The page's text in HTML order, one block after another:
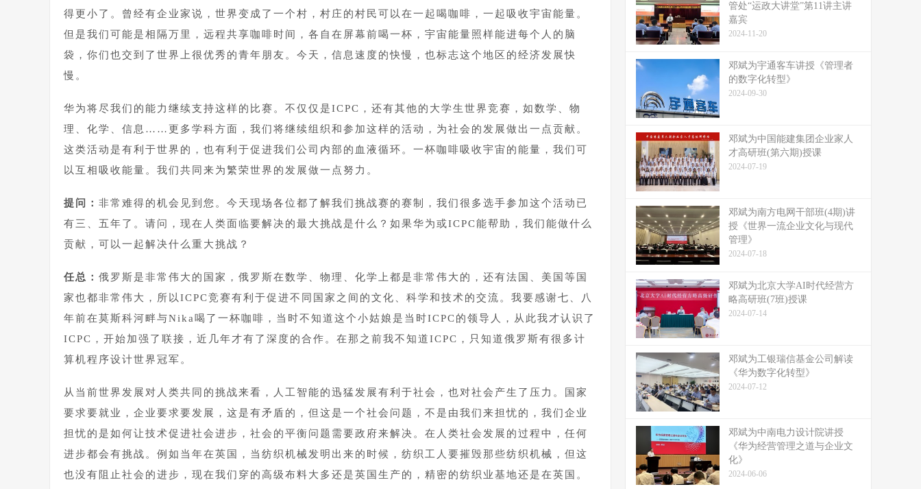
得更小了。曾经有企业家说，世界变成了一个村，村庄的村民可以在一起喝咖啡，一起吸收宇宙能量。
但是我们可能是相隔万里，远程共享咖啡时间，各自在屏幕前喝一杯，宇宙能量照样能进每个人的脑
袋，你们也交到了世界上很优秀的青年朋友。今天，信息速度的快慢，也标志这个地区的经济发展快
慢。
华为将尽我们的能力继续支持这样的比赛。不仅仅是ICPC，还有其他的大学生世界竞赛，如数学、物
理、化学、信息……更多学科方面，我们将继续组织和参加这样的活动，为社会的发展做出一点贡献。
这类活动是有利于世界的，也有利于促进我们公司内部的血液循环。一杯咖啡吸收宇宙的能量，我们可
以互相吸收能量。我们共同来为繁荣世界的发展做一点努力。
提问： 非常难得的机会见到您。今天现场各位都了解我们挑战赛的赛制，我们很多选手参加这个活动已
有三、五年了。请问，现在人类面临要解决的最大挑战是什么？如果华为或ICPC能帮助，我们能做什么
贡献，可以一起解决什么重大挑战？
任总： 俄罗斯是非常伟大的国家，俄罗斯在数学、物理、化学上都是非常伟大的，还有法国、美国等国
家也都非常伟大，所以ICPC竞赛有利于促进不同国家之间的文化、科学和技术的交流。我要感谢七、八
年前在莫斯科河畔与Nika喝了一杯咖啡，当时不知道这个小姑娘是当时ICPC的领导人，从此我才认识了
ICPC，开始加强了联接，近几年才有了深度的合作。在那之前我不知道ICPC，只知道俄罗斯有很多计
算机程序设计世界冠军。
从当前世界发展对人类共同的挑战来看，人工智能的迅猛发展有利于社会，也对社会产生了压力。国家
要求要就业，企业要求要发展，这是有矛盾的，但这是一个社会问题，不是由我们来担忧的，我们企业
担忧的是如何让技术促进社会进步，社会的平衡问题需要政府来解决。在人类社会发展的过程中，任何
进步都会有挑战。例如当年在英国，当纺织机械发明出来的时候，纺织工人要摧毁那些纺织机械，但这
也没有阻止社会的进步，现在我们穿的高级布料大多还是英国生产的，精密的纺织业基地还是在英国。
管处“运政大讲堂”第11讲主讲
嘉宾
2024-11-20
邓斌为宇通客车讲授《管理者
的数字化转型》
2024-09-30
邓斌为中国能建集团企业家人
才高研班(第六期)授课
2024-07-19
邓斌为南方电网干部班(4期)讲
授《世界一流企业文化与现代
管理》
2024-07-18
邓斌为北京大学AI时代经营方
略高研班(7班)授课
2024-07-14
邓斌为工银瑞信基金公司解读
《华为数字化转型》
2024-07-12
邓斌为中南电力设计院讲授
《华为经营管理之道与企业文
化》
2024-06-06